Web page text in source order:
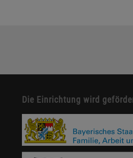
Die Einrichtung wird